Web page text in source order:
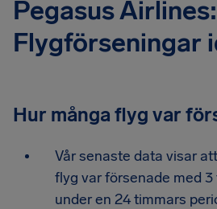
Pegasus Airlines:
Flygförseningar
Hur många flyg var
Vår senaste data visar
flyg var försenade med
under en 24 timmars